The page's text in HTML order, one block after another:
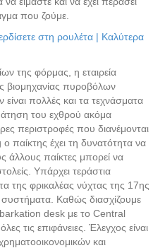
που ζούμε.
στη ρουλέτα | Καλύτερα
της φόρμας, η εταιρεία
βιομηχανίας πυροβόλων
πολλές και τα τεχνάσματα
του εχθρού ακόμα
περιστροφές που διανέμονται
παίκτης έχει τη δυνατότητα να
άλλους παίκτες μπορεί να
Υπάρχει τεράστια
της φρικαλέας νύχτας της 17ης
συστήματα. Καθώς διασχίζουμε
desk με το Central
τις επιφάνειες. Έλεγχος είναι
και